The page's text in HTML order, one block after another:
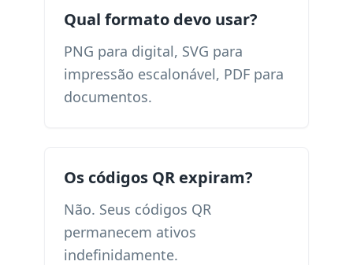
Qual formato devo usar?
PNG para digital, SVG para
impressão escalonável, PDF para
documentos.
Os códigos QR expiram?
Não. Seus códigos QR
permanecem ativos
indefinidamente.